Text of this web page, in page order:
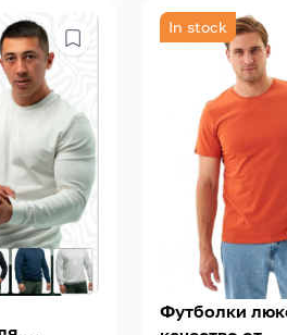
In stock
Футболки